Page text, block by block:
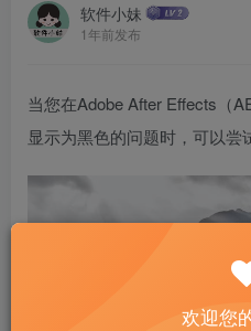
软件小妹
1年前发布
当您在Adobe After Effects（
显示为黑色的问题时，可以尝
欢迎您